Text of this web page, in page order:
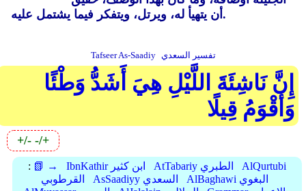
أن يتهيأ له، ويرتل، ويتفكر فيما يشتمل عليه.
Tafseer As-Saadiy تفسير السعدي
إِنَّ نَاشِئَةَ اللَّيْلِ هِيَ أَشَدُّ وَطْئًا
وَأَقْوَمُ قِيلًا
+/- -/+
: 📗 → IbnKathir ابن كثير AtTabariy الطبري
AlQurtubi
القرطوبي
AsSaadiyy السعدي
AlBaghawi البغوي